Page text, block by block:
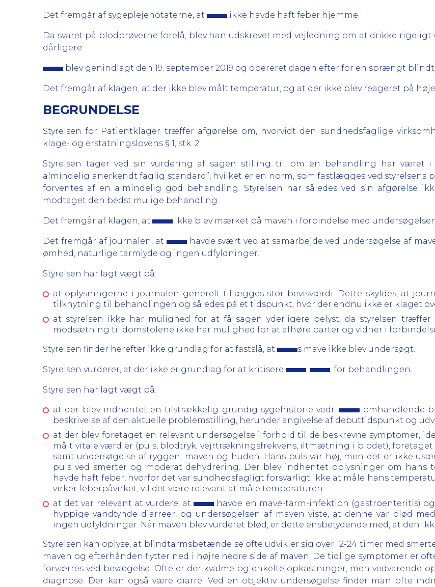
Det fremgår af sygeplejenotaterne, at ikke havde haft feber hjemme.
Da svaret på blodprøverne forelå, blev han udskrevet med vejledning om at drikke
dårligere.
blev genindlagt den 19. september 2019 og opereret dagen efter for en sprængt
Det fremgår af klagen, at der ikke blev målt temperatur, og at der ikke blev reageret på
BEGRUNDELSE
Styrelsen for Patientklager træffer afgørelse om, hvorvidt den sundhedsfaglige
klage- og erstatningslovens § 1, stk. 2.
Styrelsen tager ved sin vurdering af sagen stilling til, om en behandling har været i
almindelig anerkendt faglig standard”, hvilket er en norm, som fastlægges ved styrelsens
forventes af en almindelig god behandling. Styrelsen har således ved sin afgørelse
modtaget den bedst mulige behandling.
Det fremgår af klagen, at ikke blev mærket på maven i forbindelse med
Det fremgår af journalen, at
havde svært ved at samarbejde ved undersøgelse af
ømhed, naturlige tarmlyde og ingen udfyldninger.
Styrelsen har lagt vægt på:
at oplysningerne i journalen generelt tillægges stor bevisværdi. Dette skyldes, at
tilknytning til behandlingen og således på et tidspunkt, hvor der endnu ikke er klaget
at styrelsen ikke har mulighed for at få sagen yderligere belyst, da styrelsen
modsætning til domstolene ikke har mulighed for at afhøre parter og vidner i
Styrelsen finder herefter ikke grundlag for at fastslå, at
s mave ikke blev undersøgt.
Styrelsen vurderer, at der ikke er grundlag for at kritisere , , for behandlingen.
Styrelsen har lagt vægt på:
at der blev indhentet en tilstrækkelig grundig sygehistorie vedr.
omhandlende
beskrivelse af den aktuelle problemstilling, herunder angivelse af debuttidspunkt og
at der blev foretaget en relevant undersøgelse i forhold til de beskrevne symptomer,
målt vitale værdier (puls, blodtryk, vejrtrækningsfrekvens, iltmætning i blodet),
samt undersøgelse af ryggen, maven og huden. Hans puls var høj, men det er ikke
puls ved smerter og moderat dehydrering. Der blev indhentet oplysninger om hans
havde haft feber, hvorfor det var sundhedsfagligt forsvarligt ikke at måle hans
virker feberpåvirket, vil det være relevant at måle temperaturen.
at det var relevant at vurdere, at
havde en mave-tarm-infektion (gastroenteritis)
hyppige vandtynde diarreer, og undersøgelsen af maven viste, at denne var blød
ingen udfyldninger. Når maven blev vurderet blød, er dette ensbetydende med, at den
Styrelsen kan oplyse, at blindtarmsbetændelse ofte udvikler sig over 12-24 timer med
maven og efterhånden flytter ned i højre nedre side af maven. De tidlige symptomer er
forværres ved bevægelse. Ofte er der kvalme og enkelte opkastninger, men vedvarende
diagnose. Der kan også være diarré. Ved en objektiv undersøgelse finder man ofte